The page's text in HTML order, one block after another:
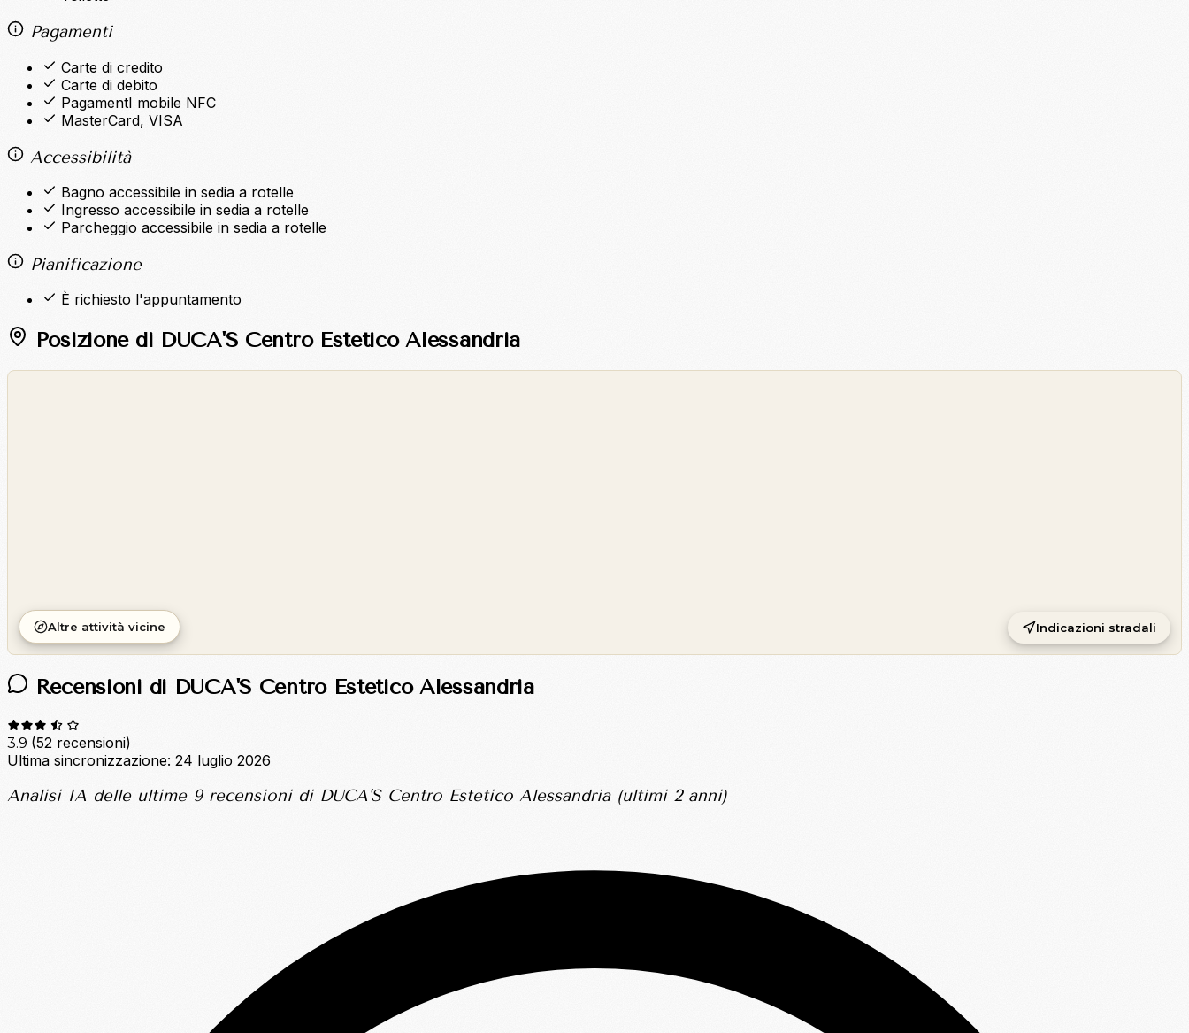
Pagamenti
Carte di credito
Carte di debito
PagamentI mobile NFC
MasterCard, VISA
Accessibilità
Bagno accessibile in sedia a rotelle
Ingresso accessibile in sedia a rotelle
Parcheggio accessibile in sedia a rotelle
Pianificazione
È richiesto l'appuntamento
Posizione di DUCA'S Centro Estetico Alessandria
Altre attività vicine Indicazioni stradali
Recensioni di DUCA'S Centro Estetico Alessandria
3.9 (52 recensioni)
Ultima sincronizzazione: 24 luglio 2026
Analisi IA delle ultime 9 recensioni di DUCA'S Centro Estetico Alessandria (ultimi 2 anni)